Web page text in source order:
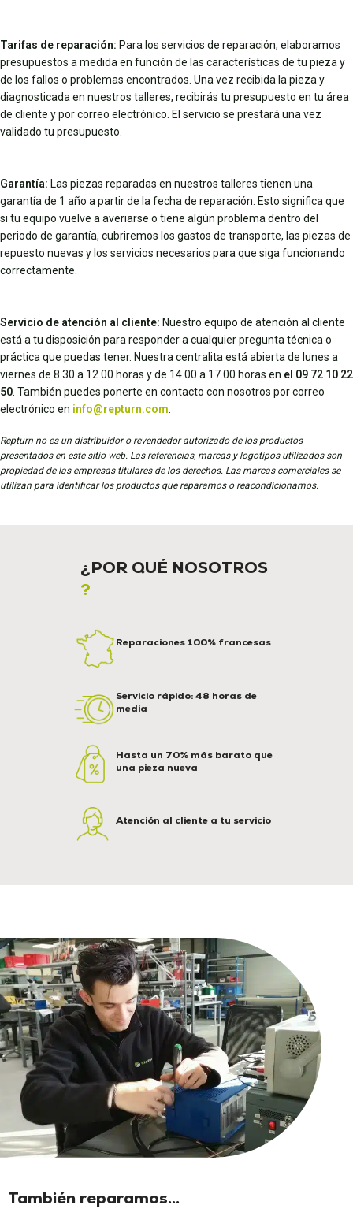
Tarifas de reparación: Para los servicios de reparación, elaboramos
presupuestos a medida en función de las características de tu pieza y
de los fallos o problemas encontrados. Una vez recibida la pieza y
diagnosticada en nuestros talleres, recibirás tu presupuesto en tu área
de cliente y por correo electrónico. El servicio se prestará una vez
validado tu presupuesto.
Garantía: Las piezas reparadas en nuestros talleres tienen una
garantía de 1 año a partir de la fecha de reparación. Esto significa que
si tu equipo vuelve a averiarse o tiene algún problema dentro del
periodo de garantía, cubriremos los gastos de transporte, las piezas de
repuesto nuevas y los servicios necesarios para que siga funcionando
correctamente.
Servicio de atención al cliente: Nuestro equipo de atención al cliente
está a tu disposición para responder a cualquier pregunta técnica o
práctica que puedas tener. Nuestra centralita está abierta de lunes a
viernes de 8.30 a 12.00 horas y de 14.00 a 17.00 horas en el 09 72 10 22
50 . También puedes ponerte en contacto con nosotros por correo
electrónico en info@repturn.com
Repturn no es un distribuidor o revendedor autorizado de los productos
presentados en este sitio web. Las referencias, marcas y logotipos utilizados son
propiedad de las empresas titulares de los derechos. Las marcas comerciales se
utilizan para identificar los productos que reparamos o reacondicionamos.
¿POR QUÉ NOSOTROS
?
Reparaciones 100% francesas
Servicio rápido: 48 horas de
media
Hasta un 70% más barato que
una pieza nueva
Atención al cliente a tu servicio
También reparamos...